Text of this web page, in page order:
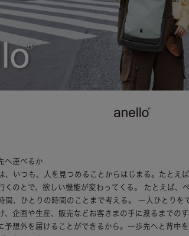
へ運べるか
、いつも、人を見つめることからはじまる。たとえ
くのとで、欲しい機能が変わってくる。 たとえば、
間、ひとりの時間のことまで考える。 一人ひとりを
、企画や生産、販売などお客さまの手に渡るまでの
予想外を届けることができるから。一歩先へと背中